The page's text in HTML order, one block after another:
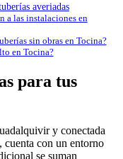
averiadas
a las instalaciones en
sin obras en Tocina?
en Tocina?
para tus
y conectada
cuenta con un entorno
se suman